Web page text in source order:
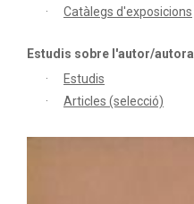
Catàlegs d'exposicions
Estudis sobre l'autor/autora
Estudis
Articles (selecció)